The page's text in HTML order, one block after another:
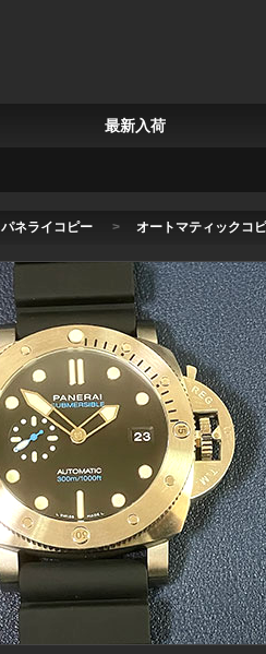
最新入荷
パネライコピー > オートマティックコ